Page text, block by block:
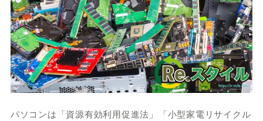
パソコンは「資源有効利用促進法」「小型家電リサイクル